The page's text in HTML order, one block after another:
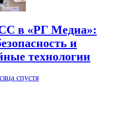
в «РГ Медиа»:
и
технологии
спустя